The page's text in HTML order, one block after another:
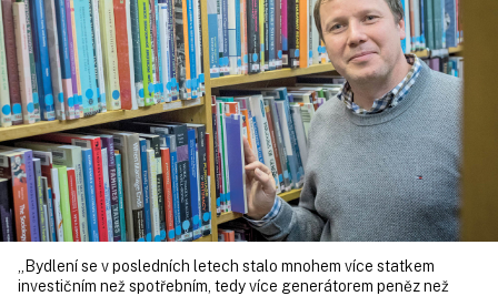
„Bydlení se v posledních letech stalo mnohem více statkem
investičním než spotřebním, tedy více generátorem peněz než